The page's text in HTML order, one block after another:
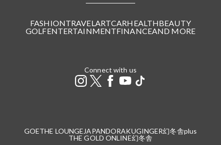
FASHIONTRAVELARTCARHEALTHBEAUTY
GOLFENTERTAINMENTFINANCEAND MORE
Connect with us
GOETHE LOUNGE JAPANDORAKUGINGER幻冬舎plus
THE GOLD ONLINE幻冬舎